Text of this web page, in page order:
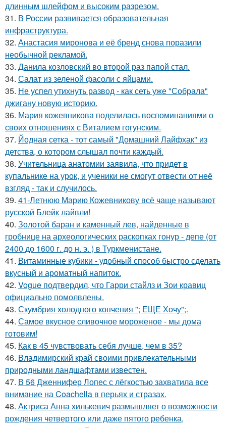
длинным шлейфом и высоким разрезом.
31. В России развивается образовательная
инфраструктура.
32. Анастасия миронова и её бренд снова поразили
необычной рекламой.
33. Данила козловский во второй раз папой стал.
34. Салат из зеленой фасоли с яйцами.
35. Не успел утихнуть развод - как сеть уже "Собрала"
джигану новую историю.
36. Мария кожевникова поделилась воспоминаниями о
своих отношениях с Виталием гогунским.
37. Йодная сетка - тот самый "Домашний Лайфхак" из
детства, о котором слышал почти каждый.
38. Учительница анатомии заявила, что придет в
купальнике на урок, и ученики не смогут отвести от неё
взгляд - так и случилось.
39. 41-Летнюю Марию Кожевникову всё чаще называют
русской Блейк лайвли!
40. Золотой баран и каменный лев, найденные в
гробнице на археологических раскопках гонур - депе (от
2400 до 1600 г. до н. э. ) в Туркменистане.
41. Витаминные кубики - удобный способ быстро сделать
вкусный и ароматный напиток.
42. Vogue подтвердил, что Гарри стайлз и Зои кравиц
официально помолвлены.
43. Скумбрия холодного копчения "; ЕЩЕ Хочу";.
44. Самое вкусное сливочное мороженое - мы дома
готовим!
45. Как в 45 чувствовать себя лучше, чем в 35?
46. Владимирский край своими привлекательными
природными ландшафтами известен.
47. В 56 Дженнифер Лопес с лёгкостью захватила все
внимание на Coachella в перьях и стразах.
48. Актриса Анна хилькевич размышляет о возможности
рождения четвертого или даже пятого ребенка,